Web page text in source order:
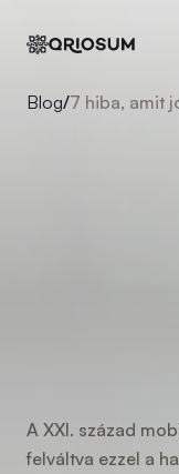
Blog/7 hiba, amit
A XXI. század
felváltva ezzel a